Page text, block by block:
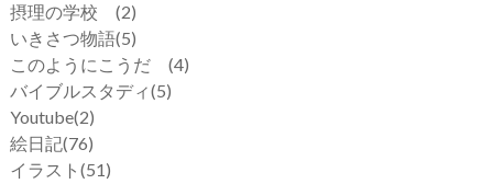
摂理の学校 (2)
いきさつ物語(5)
このようにこうだ (4)
バイブルスタディ(5)
Youtube(2)
絵日記(76)
イラスト (51)